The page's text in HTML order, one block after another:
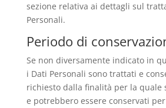
sezione relativa ai dettagli sul
Personali.
Periodo di
Se non diversamente indicato in
i Dati Personali sono trattati e
richiesto dalla finalità per la quale
e potrebbero essere conservati